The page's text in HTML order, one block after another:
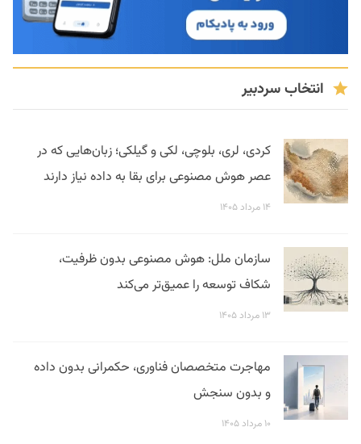
انتخاب سردبیر
کردی، لری، بلوچی، لکی و گیلکی؛ زبان‌هایی که در
عصر هوش مصنوعی برای بقا به داده نیاز دارند
۱۴ مرداد ۱۴۰۵
سازمان ملل: هوش مصنوعی بدون ظرفیت،
شکاف توسعه را عمیق‌تر می‌کند
۱۳ مرداد ۱۴۰۵
مهاجرت متخصصان فناوری، حکمرانی بدون داده
و بدون سنجش
۱۰ مرداد ۱۴۰۵